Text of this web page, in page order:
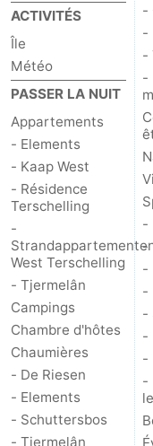
ACTIVITÉS
Île
Météo
PASSER LA NUIT
Appartements
- Elements
- Kaap West
- Résidence
Terschelling
-
West Terschelling
- Tjermelân
Campings
Chambre d'hôtes
Chaumières
- De Riesen
- Elements
- Schuttersbos
- Tjermelân
-
-
-
-
-
-
-
-
-
-
-
-